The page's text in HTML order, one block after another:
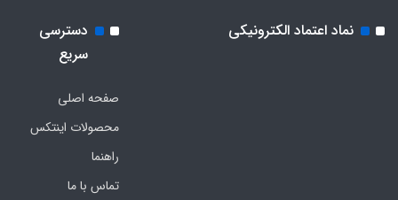
نماد اعتماد الکترونیکی
دسترسی
سریع
صفحه اصلی
محصولات اینتکس
راهنما
تماس با ما